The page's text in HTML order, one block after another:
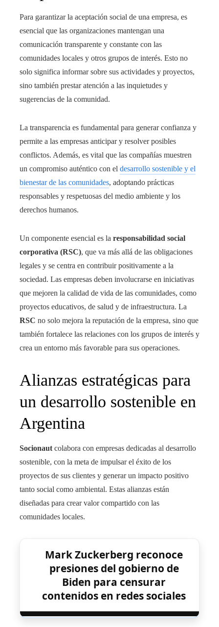
Para garantizar la aceptación social de una empresa, es
esencial que las organizaciones mantengan una
comunicación transparente y constante con las
comunidades locales y otros grupos de interés. Esto no
solo significa informar sobre sus actividades y proyectos,
sino también prestar atención a las inquietudes y
sugerencias de la comunidad.
La transparencia es fundamental para generar confianza y
permite a las empresas anticipar y resolver posibles
conflictos. Además, es vital que las compañías muestren
un compromiso auténtico con el desarrollo sostenible y el
bienestar de las comunidades, adoptando prácticas
responsables y respetuosas del medio ambiente y los
derechos humanos.
Un componente esencial es la responsabilidad social
corporativa (RSC), que va más allá de las obligaciones
legales y se centra en contribuir positivamente a la
sociedad. Las empresas deben involucrarse en iniciativas
que mejoren la calidad de vida de las comunidades, como
proyectos educativos, de salud y de infraestructura. La
RSC no solo mejora la reputación de la empresa, sino que
también fortalece las relaciones con los grupos de interés y
crea un entorno más favorable para sus operaciones.
Alianzas estratégicas para
un desarrollo sostenible en
Argentina
Socionaut colabora con empresas dedicadas al desarrollo
sostenible, con la meta de impulsar el éxito de los
proyectos de sus clientes y generar un impacto positivo
tanto social como ambiental. Estas alianzas están
diseñadas para crear valor compartido con las
comunidades locales.
Mark Zuckerberg reconoce
presiones del gobierno de
Biden para censurar
contenidos en redes sociales